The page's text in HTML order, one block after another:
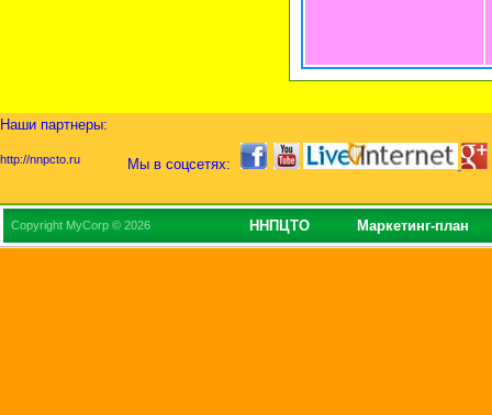
Наши партнеры:
Мы в соцсетях:
http://nnpcto.ru
Copyright MyCorp © 2026 ННПЦТО Маркетинг-план